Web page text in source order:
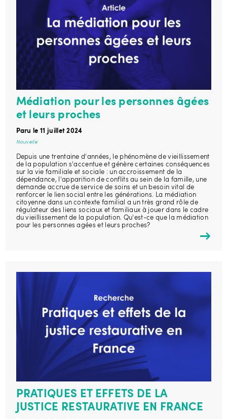
Médiation pour les personnes âgées
et leurs proches
Paru le 11 juillet 2024
Nouvelle
Depuis une trentaine d'années, le phénomène de vieillissement
de la population s'accentue et génère certaines conséquences
sur la vie familiale et sociale : un accroissement de la
dépendance, l'apparition de conflits au sein de la famille, une
demande accrue de service de soins et un besoin vital de
renforcer le lien social entre les générations. La médiation
citoyenne dans un contexte familial a un très grand rôle de
régulateur des liens sociaux et familiaux à jouer dans le cadre
du vieillissement de la population. Qu'est-ce que la médiation
pour les personnes agées et leurs proches?
PRATIQUES ET EFFETS DE LA
JUSTICE RESTAURATIVE EN FRANCE